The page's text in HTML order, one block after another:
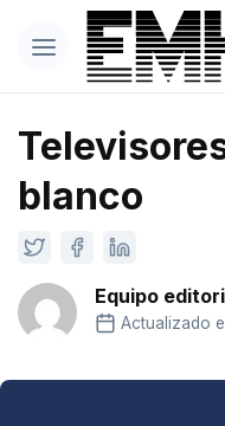
blanco
Equipo
Actualizado